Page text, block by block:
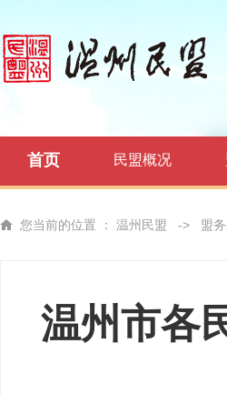
首页 民盟概况
您当前的位置 ： 温州民盟 -> 盟
温州市各